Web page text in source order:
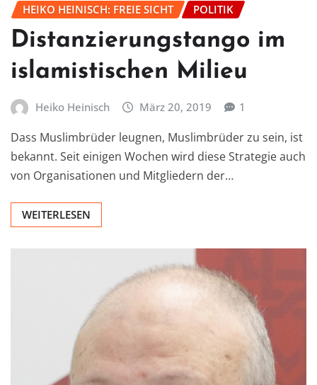
HEIKO HEINISCH: FREIE SICHT POLITIK
Distanzierungstango im
islamistischen Milieu
Heiko Heinisch März 20, 2019 1
Dass Muslimbrüder leugnen, Muslimbrüder zu sein, ist
bekannt. Seit einigen Wochen wird diese Strategie auch
von Organisationen und Mitgliedern der…
WEITERLESEN